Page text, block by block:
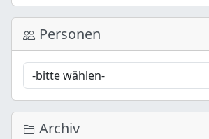
Personen
Archiv